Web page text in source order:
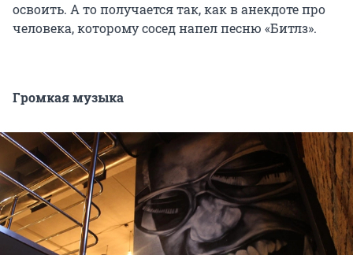
освоить. А то получается так, как в анекдоте про
человека, которому сосед напел песню «Битлз».
Громкая музыка